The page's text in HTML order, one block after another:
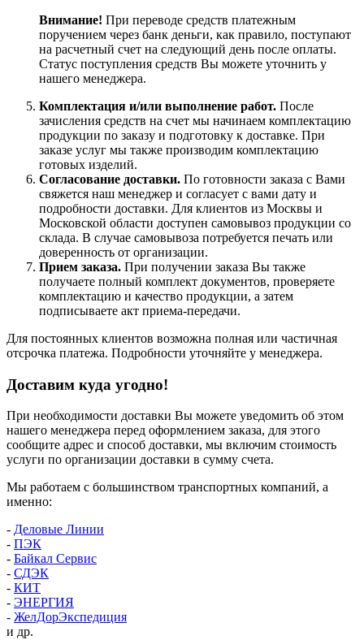
Внимание! При переводе средств платежным
поручением через банк деньги, как правило, поступают
на расчетный счет на следующий день после оплаты.
Статус поступления средств Вы можете уточнить у
нашего менеджера.
Комплектация и/или выполнение работ. После
зачисления средств на счет мы начинаем комплектацию
продукции по заказу и подготовку к доставке. При
заказе услуг мы также производим комплектацию
готовых изделий.
Согласование доставки. По готовности заказа с Вами
свяжется наш менеджер и согласует с вами дату и
подробности доставки. Для клиентов из Москвы и
Московской области доступен самовывоз продукции со
склада. В случае самовывоза потребуется печать или
доверенность от организации.
Прием заказа. При получении заказа Вы также
получаете полный комплект документов, проверяете
комплектацию и качество продукции, а затем
подписываете акт приема-передачи.
Для постоянных клиентов возможна полная или частичная
отсрочка платежа. Подробности уточняйте у менеджера.
Доставим куда угодно!
При необходимости доставки Вы можете уведомить об этом
нашего менеджера перед оформлением заказа, для этого
сообщите адрес и способ доставки, мы включим стоимость
услуги по организации доставки в сумму счета.
Мы работаем с большинством транспортных компаний, а
именно:
- Деловые Линии
- ПЭК
- Байкал Сервис
- СДЭК
- КИТ
- ЭНЕРГИЯ
- ЖелДорЭкспедиция
и др.